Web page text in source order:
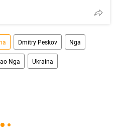
Dmitry Peskov Nga
Nga Ukraina